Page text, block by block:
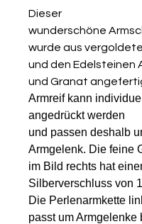
Dieser
wunderschöne
wurde aus
und den Edelsteinen
und Granat
Armreif kann
angedrückt werden
und passen deshalb
Armgelenk. Die feine
im Bild rechts hat
Silberverschluss von
Die Perlenarmkette
passt um Armgelenke